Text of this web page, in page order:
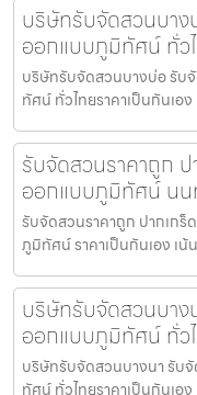
บริษัทรับจัดสวนบา
ออกแบบภูมิทัศน์ ทั่ว
บริษัทรับจัดสวนบางบ่อ รั
ทัศน์ ทั่วไทยราคาเป็นกันเอ
รับจัดสวนราคาถูก
ออกแบบภูมิทัศน์ น
รับจัดสวนราคาถูก ปากเก
ภูมิทัศน์ ราคาเป็นกันเอง เ
บริษัทรับจัดสวนบา
ออกแบบภูมิทัศน์ ทั่ว
บริษัทรับจัดสวนบางนา รับ
ทัศน์ ทั่วไทยราคาเป็นกันเอ